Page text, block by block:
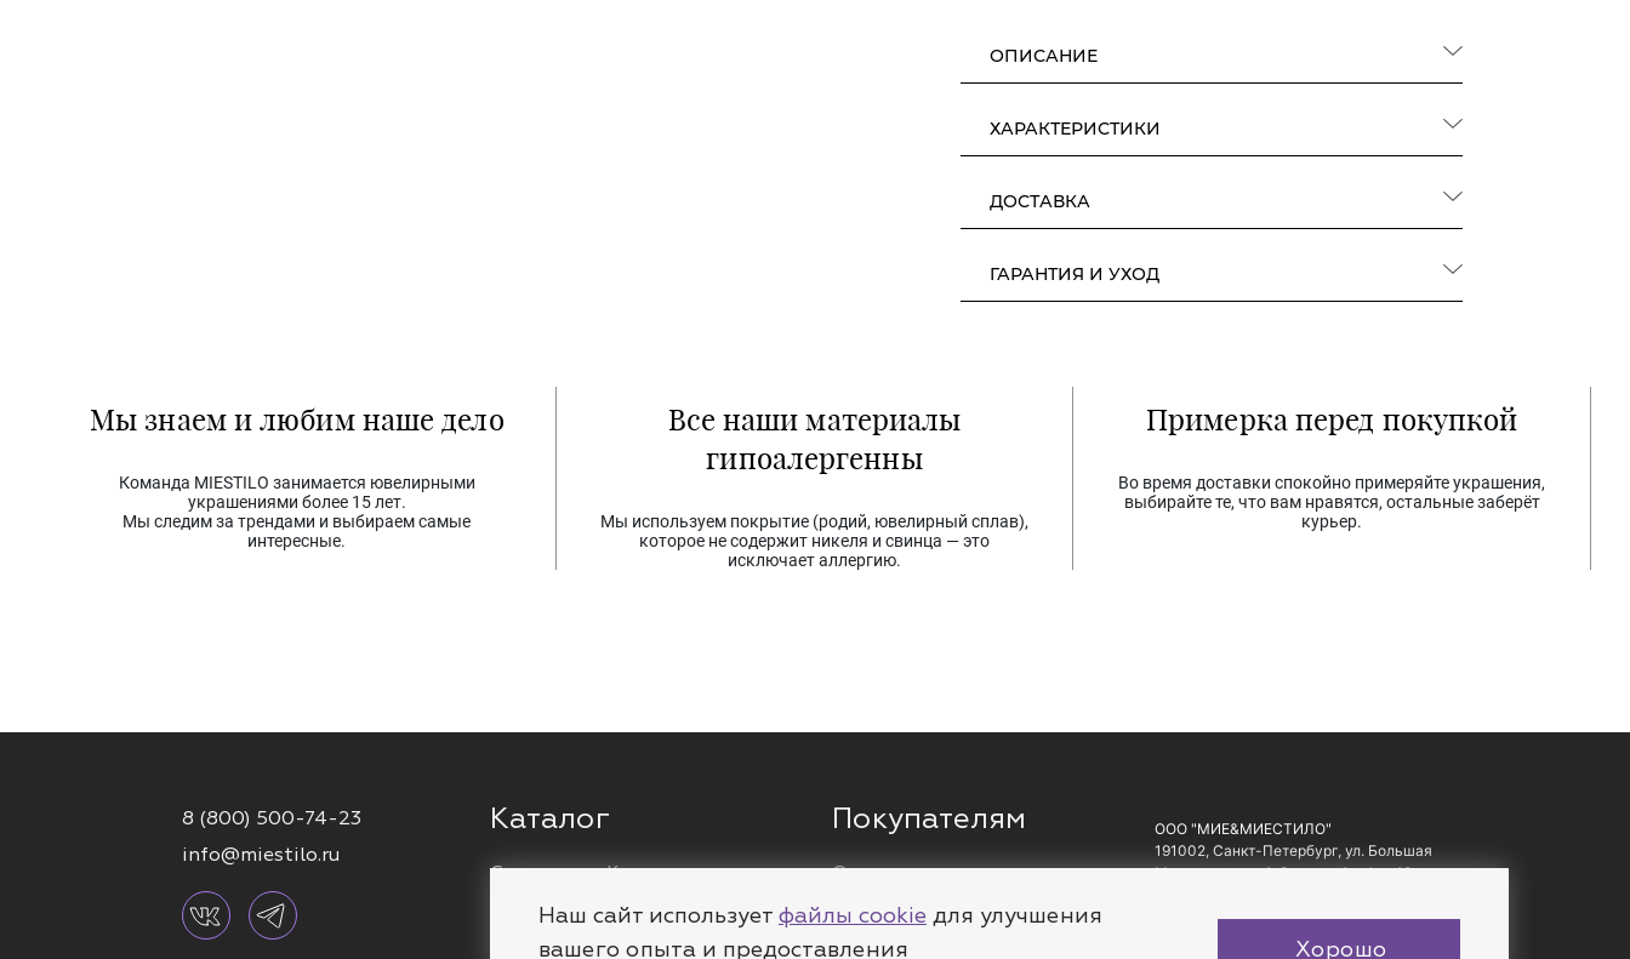
ОПИСАНИЕ
ХАРАКТЕРИСТИКИ
ДОСТАВКА
ГАРАНТИЯ И УХОД
Мы знаем и любим наше дело
Команда MIESTILO занимается ювелирными
украшениями более 15 лет.
Мы следим за трендами и выбираем самые
интересные.
Все наши материалы
гипоалергенны
Мы используем покрытие (родий, ювелирный сплав),
которое не содержит никеля и свинца — это
исключает аллергию.
Примерка перед покупкой
Во время доставки спокойно примеряйте украшения,
выбирайте те, что вам нравятся, остальные заберёт
курьер.
8 (800) 500-74-23
info@miestilo.ru
Каталог
Серьги
Каффы
Браслеты
Кольца
Цепи
Пирсинг
Покупателям
О компании
Доставка
Полезное
ООО "МИЕ&МИЕСТИЛО"
191002, Санкт-Петербург, ул. Большая
Московская, д. 1-3, литер А, офис 10.
Наш сайт использует файлы cookie для улучшения
вашего опыта и предоставления
Хорошо